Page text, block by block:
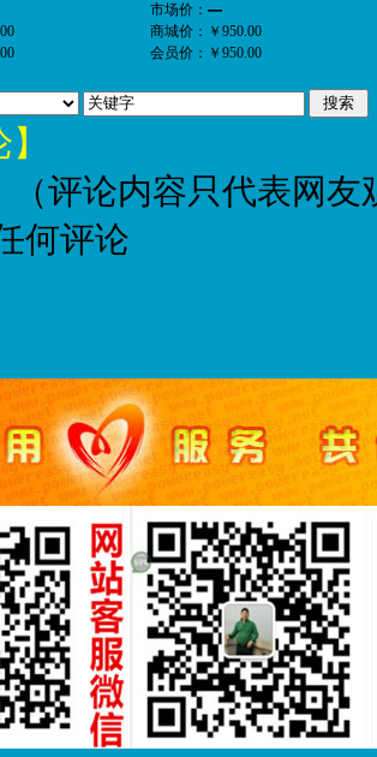
市场价： —
商城价： ￥950.00
会员价： ￥950.00
（评论内容只代表网
何评论